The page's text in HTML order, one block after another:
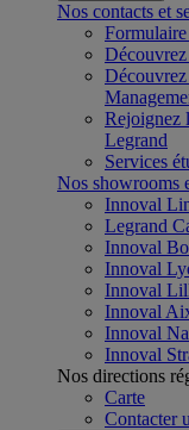
Nos contacts et
Rejoignez
Legrand
Services
Nos showrooms
Innoval
Legrand
Innoval
Innoval
Innoval
Innoval
Innoval
Innoval
Nos directions
Carte
Contacter